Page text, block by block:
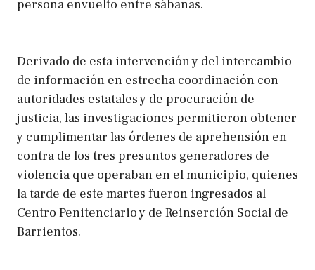
persona envuelto entre sábanas.
Derivado de esta intervención y del intercambio
de información en estrecha coordinación con
autoridades estatales y de procuración de
justicia, las investigaciones permitieron obtener
y cumplimentar las órdenes de aprehensión en
contra de los tres presuntos generadores de
violencia que operaban en el municipio, quienes
la tarde de este martes fueron ingresados al
Centro Penitenciario y de Reinserción Social de
Barrientos.